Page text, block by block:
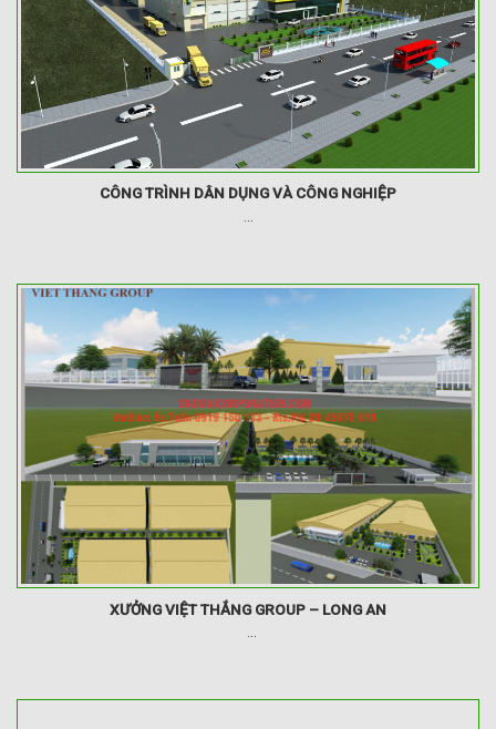
CÔNG TRÌNH DÂN DỤNG VÀ CÔNG NGHIỆP
XƯỞNG VIỆT THẮNG GROUP – LONG AN